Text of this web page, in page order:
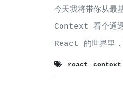
今天我将带你从最
Context 看个通
React 的世界里
数据缓缓
react context